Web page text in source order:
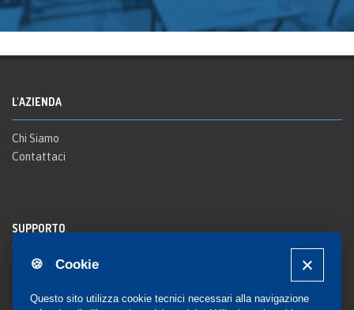
🍪 Cookie
Questo sito utilizza cookie tecnici necessari alla navigazione
L'AZIENDA
Chi Siamo
Contattaci
SUPPORTO
Registrazione al sito
Notifica